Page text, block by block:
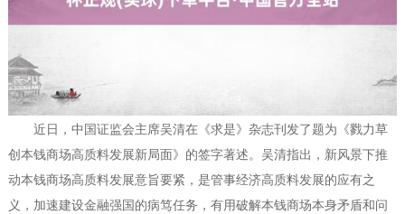
近日，中国证监会主席吴清在《求是》杂志刊发了题为《戮力草
创本钱商场高质料发展新局面》的签字著述。吴清指出，新风景下推
动本钱商场高质料发展意旨要紧，是管事经济高质料发展的应有之
义，加速建设金融强国的病笃任务，有用破解本钱商场本身矛盾和问